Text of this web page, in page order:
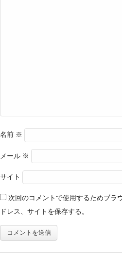
名前 ※
メール ※
サイト
次回のコメントで使用するためブラ
ドレス、サイトを保存する。